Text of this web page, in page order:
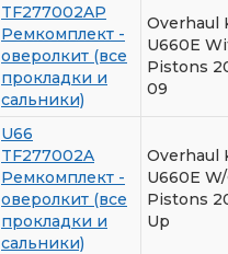
TF277002AP
Ремкомплект -
оверолкит (все
прокладки и
сальники)
Overhaul
U660E
Pistons
09
U66
TF277002A
Ремкомплект -
оверолкит (все
прокладки и
сальники)
Overhaul
U660E
Pistons
Up